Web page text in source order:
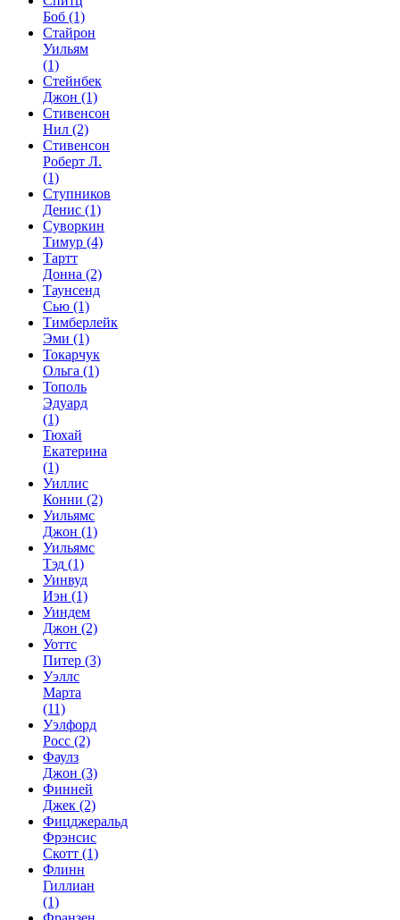
Боб (1)
Стайрон
Уильям
(1)
Стейнбек
Джон (1)
Стивенсон
Нил (2)
Стивенсон
Роберт Л.
(1)
Ступников
Денис (1)
Суворкин
Тимур (4)
Тартт
Донна (2)
Таунсенд
Сью (1)
Тимберлейк
Эми (1)
Токарчук
Ольга (1)
Тополь
Эдуард
(1)
Тюхай
Екатерина
(1)
Уиллис
Конни (2)
Уильямс
Джон (1)
Уильямс
Тэд (1)
Уинвуд
Иэн (1)
Уиндем
Джон (2)
Уоттс
Питер (3)
Уэллс
Марта
(11)
Уэлфорд
Росс (2)
Фаулз
Джон (3)
Финней
Джек (2)
Фицджеральд
Фрэнсис
Скотт (1)
Флинн
Гиллиан
(1)